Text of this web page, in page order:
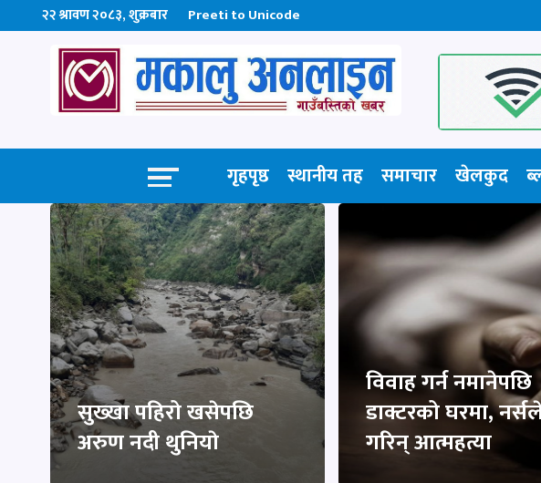
२२ श्रावण २०८३, शुक्रबार Preeti to Unicode
गृहपृष्ठ स्थानीय तह समाचार खेलकुद
सुख्खा पहिरो खसेपछि
अरुण नदी थुनियाे
विवाह गर्न नमानेपछि
डाक्टरको घरमा,
गरिन् आत्महत्या